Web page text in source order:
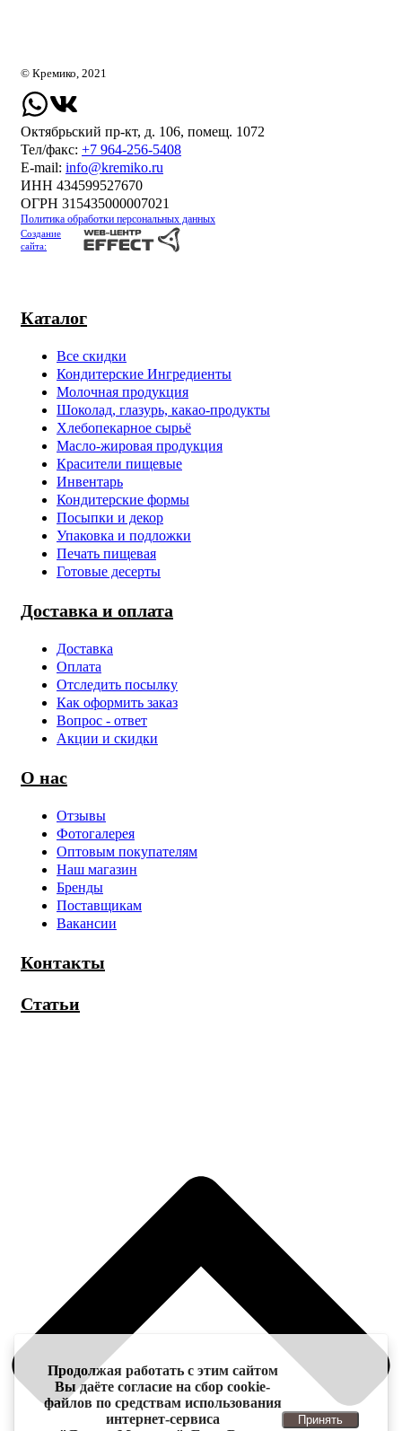
Каталог
Все скидки
Кондитерские Ингредиенты
Молочная продукция
Шоколад, глазурь, какао-продукты
Хлебопекарное сырьё
Масло-жировая продукция
Красители пищевые
Инвентарь
Кондитерские формы
Посыпки и декор
Упаковка и подложки
Печать пищевая
Готовые десерты
Доставка и оплата
Доставка
Оплата
Отследить посылку
Как оформить заказ
Вопрос - ответ
Акции и скидки
О нас
Отзывы
Фотогалерея
Оптовым покупателям
Наш магазин
Бренды
Поставщикам
Вакансии
Контакты
Статьи
© Кремико, 2021
Октябрьский пр-кт, д. 106, помещ. 1072
Тел/факс: +7 964-256-5408
Е-mail: info@kremiko.ru
ИНН 434599527670
ОГРН 315435000007021
Политика обработки персональных данных
Создание
сайта:
Продолжая работать с этим сайтом
Вы даёте согласие на сбор cookie-
файлов по средствам использования
интернет-сервиса
Принять